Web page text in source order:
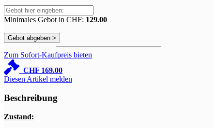
Minimales Gebot in CHF: 129.00
Zum Sofort-Kaufpreis bieten
CHF 169.00
Diesen Artikel melden
Beschreibung
Zustand: